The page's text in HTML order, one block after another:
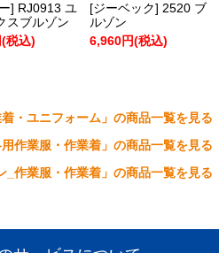
] RJ0913 ユ
スブルゾン
税込)
[ジーベック] 2520 ブ
ルゾン
6,960円(税込)
着・ユニフォーム」の商品一覧を見る
用作業服・作業着」の商品一覧を見る
_作業服・作業着」の商品一覧を見る